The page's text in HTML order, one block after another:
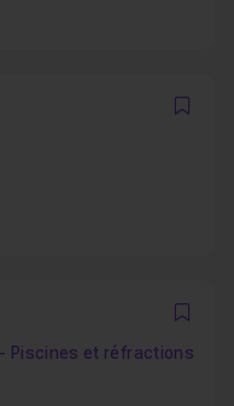
Piscines et réfractions